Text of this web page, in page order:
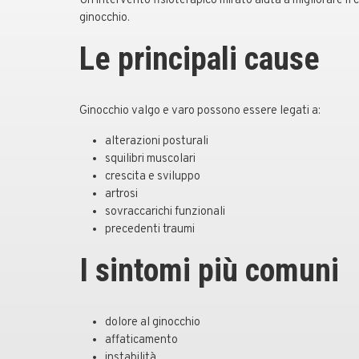
ginocchio.
Le principali cause
Ginocchio valgo e varo possono essere legati a:
alterazioni posturali
squilibri muscolari
crescita e sviluppo
artrosi
sovraccarichi funzionali
precedenti traumi
I sintomi più comuni
dolore al ginocchio
affaticamento